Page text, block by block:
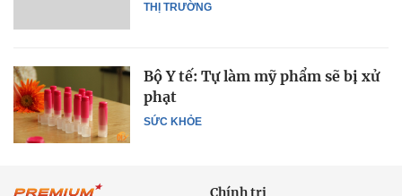
THỊ TRƯỜNG
SỨC KHỎE
Bộ Y tế: Tự làm mỹ phẩm sẽ bị xử
phạt
Chính trị